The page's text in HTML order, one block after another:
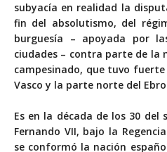
subyacía en realidad la
fin del absolutismo, del
burguesía – apoyada por
ciudades – contra parte de la
campesinado, que tuvo
Vasco y la parte norte del
Es en la década de los 30
Fernando VII, bajo la
se conformó la nación